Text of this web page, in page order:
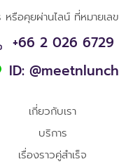
หรือคุยผ่านไลน์ ที่หมายเลข
+66 2 026 6729
ID: @meetnlunch
เกี่ยวกับเรา
บริการ
เรื่องราวคู่สำเร็จ